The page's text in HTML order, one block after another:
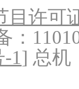
目许可
：
1] 总机